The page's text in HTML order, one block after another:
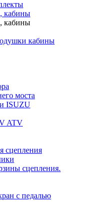
кабины
моста
ISUZU
ATV
сцепления
сцепления.
с педалью